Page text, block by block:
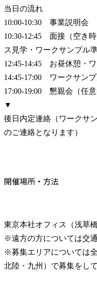
当日の流れ
10:00-10:30　事業説明会
10:30-12:45　面接（空き
ス見学・ワークサンプル
12:45-14:45　お昼休憩・
14:45-17:00　ワークサン
17:00-19:00　懇親会（任意
▼
後日内定連絡（ワークサ
のご連絡となります）
開催場所・方法
東京本社オフィス（浅草橋
※遠方の方については交
※募集エリアについては
北陸・九州）で募集をし